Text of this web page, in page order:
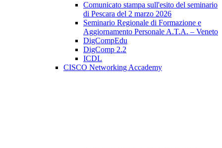
Comunicato stampa sull'esito del seminario
di Pescara del 2 marzo 2026
Seminario Regionale di Formazione e
Aggiornamento Personale A.T.A. – Veneto
DigCompEdu
DigComp 2.2
ICDL
CISCO Networking Accademy